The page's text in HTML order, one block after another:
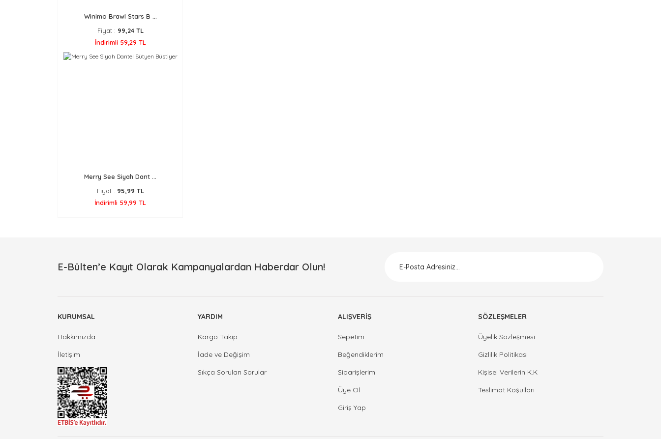
Winimo Brawl Stars B ...
Fiyat : 99,24 TL
İndirimli 59,29 TL
Merry See Siyah Dant ...
Fiyat : 95,99 TL
İndirimli 59,99 TL
E-Bülten’e Kayıt Olarak Kampanyalardan Haberdar Olun!
KURUMSAL
Hakkımızda
İletişim
YARDIM
Kargo Takip
İade ve Değişim
Sıkça Sorulan Sorular
ALIŞVERİŞ
Sepetim
Beğendiklerim
Siparişlerim
Üye Ol
Giriş Yap
SÖZLEŞMELER
Üyelik Sözleşmesi
Gizlilik Politikası
Kişisel Verilerin K.K
Teslimat Koşulları